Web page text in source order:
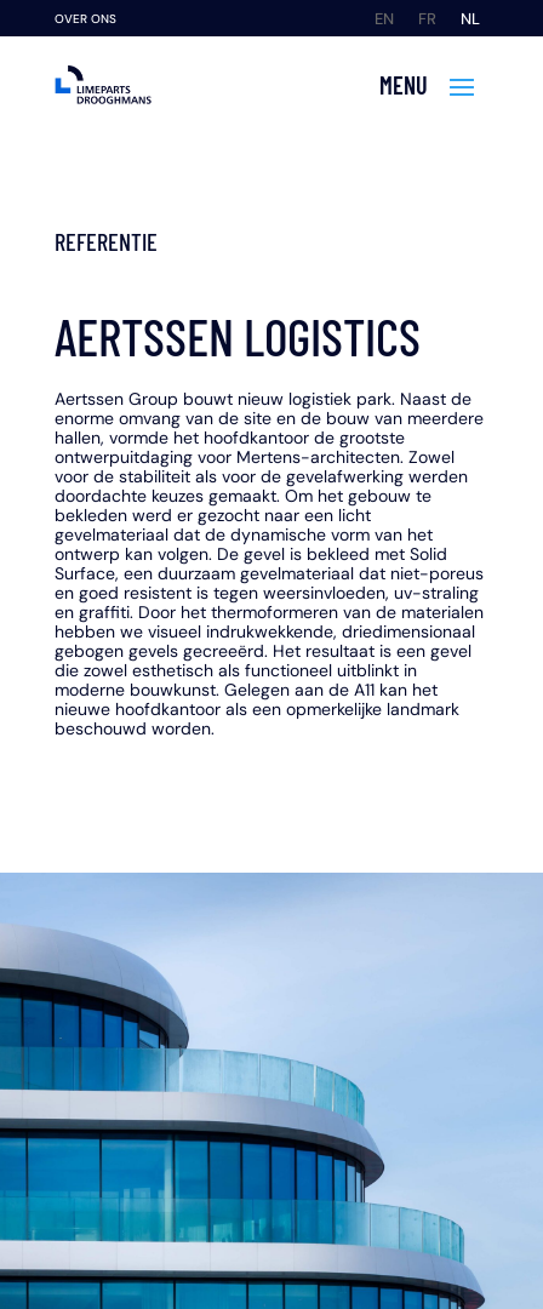
OVER ONS NL
FR
EN
REFERENTIE
AERTSSEN LOGISTICS
Aertssen Group bouwt nieuw logistiek park. Naast de
enorme omvang van de site en de bouw van meerdere
hallen, vormde het hoofdkantoor de grootste
ontwerpuitdaging voor Mertens-architecten. Zowel
voor de stabiliteit als voor de gevelafwerking werden
doordachte keuzes gemaakt. Om het gebouw te
bekleden werd er gezocht naar een licht
gevelmateriaal dat de dynamische vorm van het
ontwerp kan volgen. De gevel is bekleed met Solid
Surface, een duurzaam gevelmateriaal dat niet-poreus
en goed resistent is tegen weersinvloeden, uv-straling
en graffiti. Door het thermoformeren van de materialen
hebben we visueel indrukwekkende, driedimensionaal
gebogen gevels gecreeërd. Het resultaat is een gevel
die zowel esthetisch als functioneel uitblinkt in
moderne bouwkunst. Gelegen aan de A11 kan het
nieuwe hoofdkantoor als een opmerkelijke landmark
beschouwd worden.